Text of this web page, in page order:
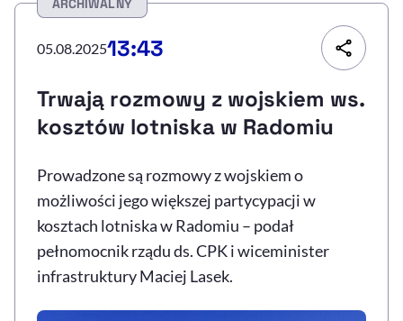
Sprawdź, jak i dlaczego zwiększamy dostępność , otwiera się w nowym
ARCHIWALNY
05.08.202513:43
Trwają rozmowy z wojskiem ws.
kosztów lotniska w Radomiu
Prowadzone są rozmowy z wojskiem o
możliwości jego większej partycypacji w
kosztach lotniska w Radomiu – podał
pełnomocnik rządu ds. CPK i wiceminister
infrastruktury Maciej Lasek.